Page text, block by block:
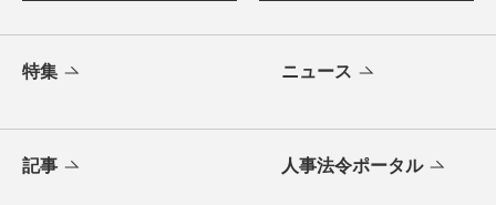
特集 ニュース
記事 人事法令ポータル